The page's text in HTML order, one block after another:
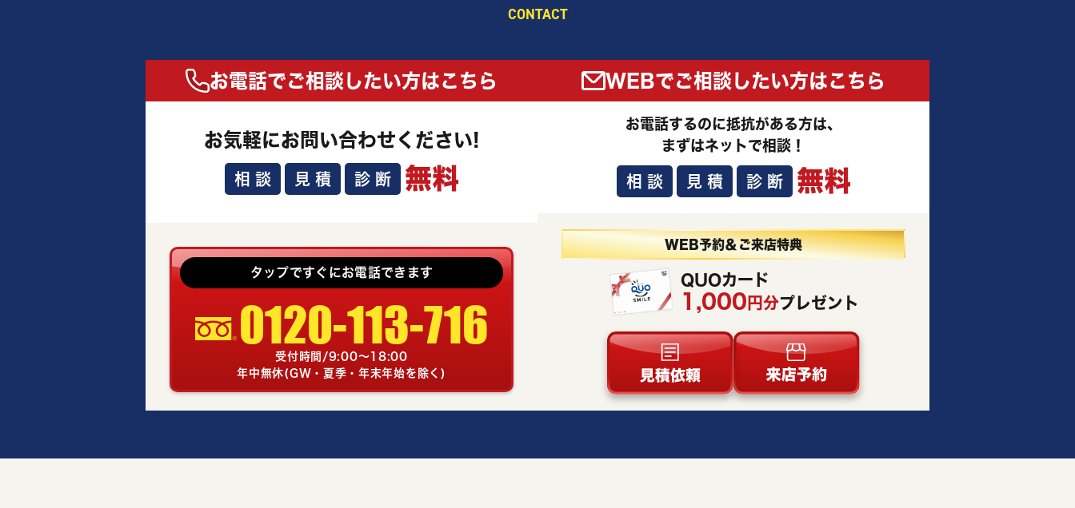
CONTACT
お電話でご相談したい方はこちら
お気軽にお問い合わせください!
相談 見積 診断 無料
タップですぐにお電話できます
0120-113-716
受付時間/9:00～18:00
年中無休(GW・夏季・年末年始を除く)
WEBでご相談したい方はこちら
お電話するのに抵抗がある方は、
まずはネットで相談！
相談 見積 診断 無料
WEB予約＆ご来店特典
QUOカード
1,000 円分プレゼント